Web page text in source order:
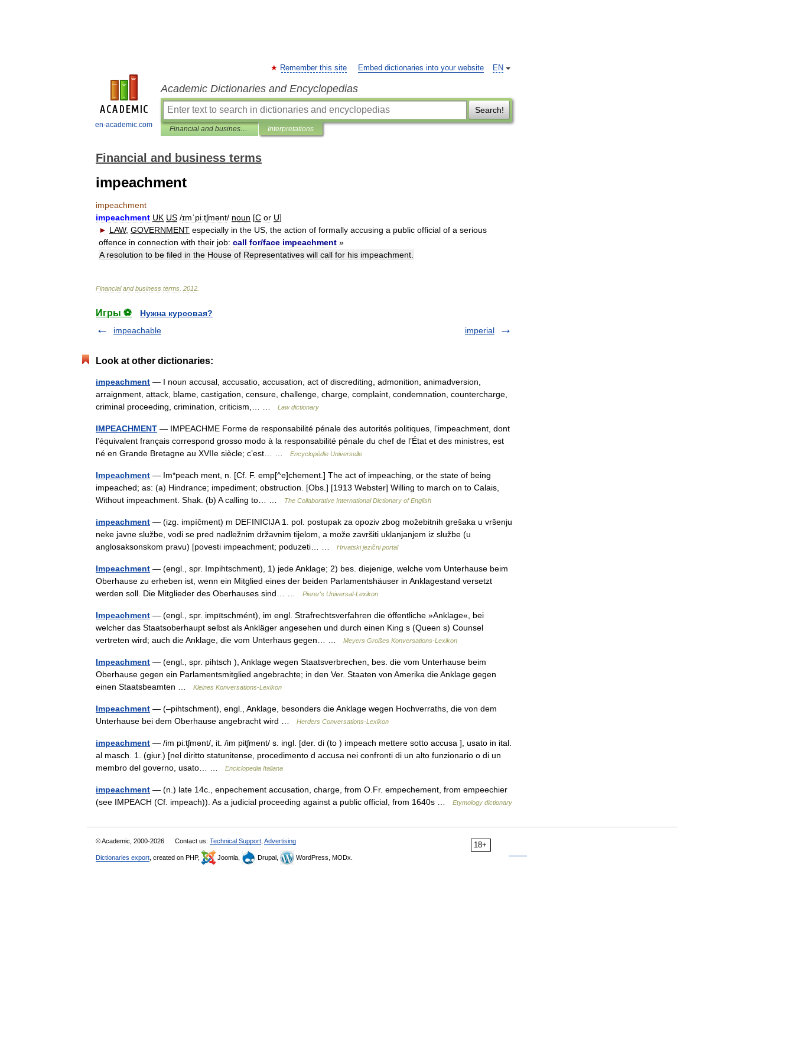
en-academic.com
EN
Remember this site Embed dictionaries into your website
Academic Dictionaries and Encyclopedias
Search!
Financial and business terms Interpretations
Financial and business terms
impeachment
impeachment
impeachment UK US /ɪmˈpiːtʃmənt/ noun [C or U]
► LAW, GOVERNMENT especially in the US the action of formally accusing a public official of a serious
offence in connection with their job: call for/face impeachment »
A resolution to be filed in the House of Representatives will call for his impeachment
Financial and business terms 2012
Игры ⚽
Нужна курсовая?
impeachable
imperial
Look at other dictionaries:
impeachment — I noun accusal, accusatio, accusation, act of discrediting, admonition, animadversion,
arraignment, attack, blame, castigation, censure, challenge, charge, complaint, condemnation, countercharge,
criminal proceeding, crimination, criticism,… …
Law dictionary
IMPEACHMENT — IMPEACHME Forme de responsabilité pénale des autorités politiques, l’impeachment, dont
l’équivalent français correspond grosso modo à la responsabilité pénale du chef de l’État et des ministres, est
né en Grande Bretagne au XVIIe siècle; c’est… …
Encyclopédie Universelle
Impeachment — Im*peach ment, n. [Cf. F. emp[^e]chement.] The act of impeaching, or the state of being
impeached; as: (a) Hindrance; impediment; obstruction. [Obs.] [1913 Webster] Willing to march on to Calais,
Without impeachment. Shak. (b) A calling to… …
The Collaborative International Dictionary of English
impeachment — (izg. impíčment) m DEFINICIJA 1. pol. postupak za opoziv zbog možebitnih grešaka u vršenju
neke javne službe, vodi se pred nadležnim državnim tijelom, a može završiti uklanjanjem iz službe (u
anglosaksonskom pravu) [povesti impeachment; poduzeti… …
Hrvatski jezični portal
Impeachment — (engl., spr. Impihtschment), 1) jede Anklage; 2) bes. diejenige, welche vom Unterhause beim
Oberhause zu erheben ist, wenn ein Mitglied eines der beiden Parlamentshäuser in Anklagestand versetzt
werden soll. Die Mitglieder des Oberhauses sind… …
Pierer's Universal-Lexikon
Impeachment — (engl., spr. impītschmént), im engl. Strafrechtsverfahren die öffentliche »Anklage«, bei
welcher das Staatsoberhaupt selbst als Ankläger angesehen und durch einen King s (Queen s) Counsel
vertreten wird; auch die Anklage, die vom Unterhaus gegen… …
Meyers Großes Konversations-Lexikon
Impeachment — (engl., spr. pihtsch ), Anklage wegen Staatsverbrechen, bes. die vom Unterhause beim
Oberhause gegen ein Parlamentsmitglied angebrachte; in den Ver. Staaten von Amerika die Anklage gegen
einen Staatsbeamten …
Kleines Konversations-Lexikon
Impeachment — (–pihtschment), engl., Anklage, besonders die Anklage wegen Hochverraths, die von dem
Unterhause bei dem Oberhause angebracht wird …
Herders Conversations-Lexikon
impeachment — /im pi:tʃmənt/, it. /im pitʃment/ s. ingl. [der. di (to ) impeach mettere sotto accusa ], usato in ital.
al masch. 1. (giur.) [nel diritto statunitense, procedimento d accusa nei confronti di un alto funzionario o di un
membro del governo, usato… …
Enciclopedia Italiana
impeachment — (n.) late 14c., enpechement accusation, charge, from O.Fr. empechement, from empeechier
(see IMPEACH (Cf. impeach)). As a judicial proceeding against a public official, from 1640s …
Etymology dictionary
18+
© Academic, 2000-2026 Contact us: Technical Support Advertising
Dictionaries export , created on PHP, Joomla, Drupal, WordPress, MODx.